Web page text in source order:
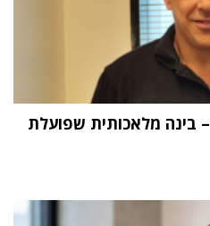
"העתיד הוא Physical AI – בינה מלאכותית שפועלת